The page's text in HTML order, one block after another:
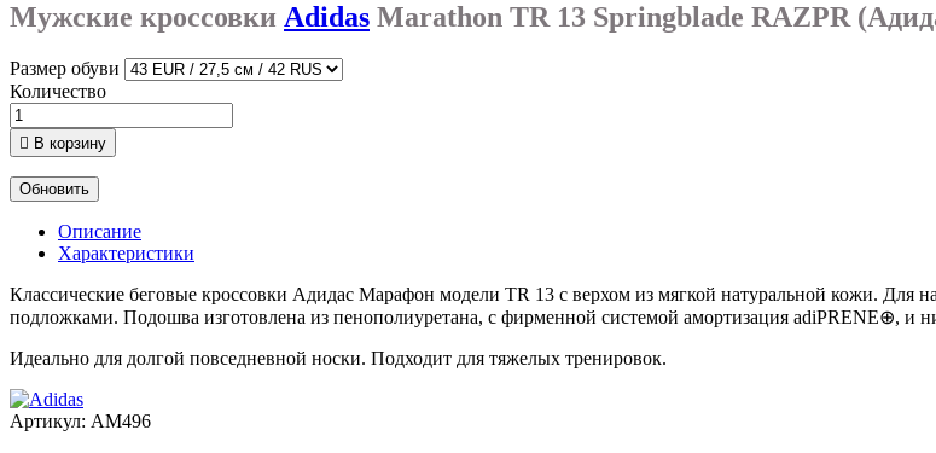
Мужские кроссовки Adidas Marathon TR 13 Springblade RAZPR
Размер обуви
Количество
 В корзину
Описание
Характеристики
Классические беговые кроссовки Адидас Марафон модели TR 13 с верхом из мягкой натуральной кожи.
подложками. Подошва изготовлена из пенополиуретана, с фирменной системой амортизация adiPRENE⊕, и
Идеально для долгой повседневной носки. Подходит для тяжелых тренировок.
Артикул: AM496